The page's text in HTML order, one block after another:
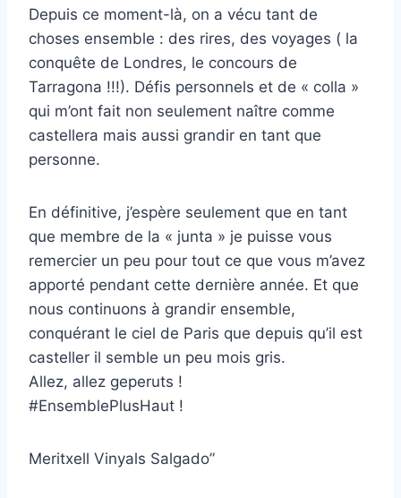
Depuis ce moment-là, on a vécu tant de
choses ensemble : des rires, des voyages ( la
conquête de Londres, le concours de
Tarragona !!!). Défis personnels et de « colla »
qui m’ont fait non seulement naître comme
castellera mais aussi grandir en tant que
personne.
En définitive, j’espère seulement que en tant
que membre de la « junta » je puisse vous
remercier un peu pour tout ce que vous m’avez
apporté pendant cette dernière année. Et que
nous continuons à grandir ensemble,
conquérant le ciel de Paris que depuis qu’il est
casteller il semble un peu mois gris.
Allez, allez geperuts !
#EnsemblePlusHaut !
Meritxell Vinyals Salgado”